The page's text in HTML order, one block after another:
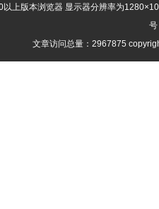
以上版本浏览器 显示器分辨率为
号
文章访问总量：2967875